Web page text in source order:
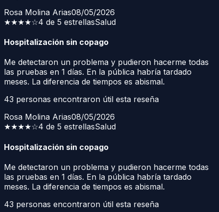
Rosa Molina Arias08/05/2026
★★★★☆4 de 5 estrellasSalud
Hospitalización sin copago
Me detectaron un problema y pudieron hacerme todas
las pruebas en 1 días. En la pública habría tardado
meses. La diferencia de tiempos es abismal.
43 personas encontraron útil esta reseña
Rosa Molina Arias08/05/2026
★★★★☆4 de 5 estrellasSalud
Hospitalización sin copago
Me detectaron un problema y pudieron hacerme todas
las pruebas en 1 días. En la pública habría tardado
meses. La diferencia de tiempos es abismal.
43 personas encontraron útil esta reseña